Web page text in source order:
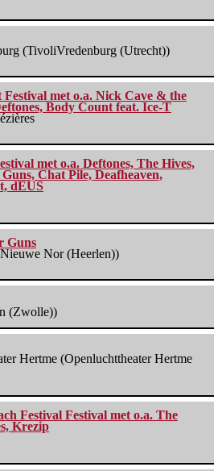
(TivoliVredenburg (Utrecht))
met o.a. Nick Cave & the
Body Count feat. Ice-T
met o.a. Deftones, The Hives,
Chat Pile, Deafheaven,
dEUS
Guns
Nor (Heerlen))
(Zwolle))
Hertme (Openluchttheater Hertme
Festival Festival met o.a. The
Krezip